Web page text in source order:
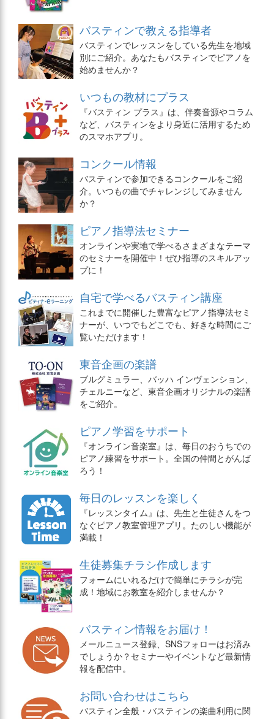
バスティンで教える指導者
バスティンでレッスンをしている先生を地域
別にご紹介。あなたもバスティンでピアノを
始めませんか？
いつもの教材にプラス
『バスティン プラス』は、伴奏音源やコラム
など、バスティンをより身近に活用するため
のスマホアプリ。
コンクール情報
バスティンで参加できるコンクールをご紹
介。いつもの曲でチャレンジしてみません
か？
ピアノ指導法セミナー
オンラインや実地で学べるさまざまなテーマ
のセミナーを開催中！ぜひ指導のスキルアッ
プに！
自宅で学べるバスティン講座
これまでに開催した豊富なピアノ指導法セミ
ナーが、いつでもどこでも、好きな時間にご
覧いただけます！
東音企画の楽譜
ブルグミュラー、バッハ インヴェンション、
チェルニーなど、東音企画オリジナルの楽譜
をご紹介。
ピアノ学習をサポート
『オンライン音楽室』は、毎日のおうちでの
ピアノ練習をサポート。全国の仲間とがんば
ろう！
毎日のレッスンを楽しく
『レッスンタイム』は、先生と生徒さんをつ
なぐピアノ教室管理アプリ。たのしい機能が
満載！
生徒募集チラシ作成します
フォームにいれるだけで簡単にチラシが完
成！地域にお教室を紹介しませんか？
バスティン情報をお届け！
メールニュース登録、SNSフォローはお済み
でしょうか？セミナーやイベントなど最新情
報を配信中。
お問い合わせはこちら
バスティン全般・バスティンの楽曲利用に関